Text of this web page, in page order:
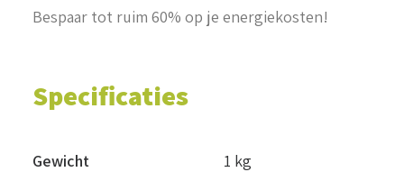
Bespaar tot ruim 60% op je energiekosten!
Specificaties
Gewicht
1 kg